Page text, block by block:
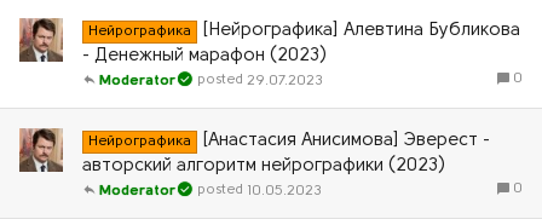
Нейрографика
[Нейрографика] Алевтина Бубликова
- Денежный марафон (2023)
0
29.07.2023
Moderator
Нейрографика
[Анастасия Анисимова] Эверест -
авторский алгоритм нейрографики (2023)
0
10.05.2023
Moderator